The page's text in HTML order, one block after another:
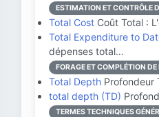
ESTIMATION ET CONTRÔLE
Total Cost Coût Total :
Total Expenditure to
dépenses total…
FORAGE ET COMPLÉTION
Total Depth Profondeur
total depth (TD)
TERMES TECHNIQUES